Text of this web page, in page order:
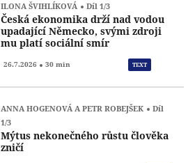
ILONA ŠVIHLÍKOVÁ Díl 1/3
Česká ekonomika drží nad vodou
upadající Německo, svými zdroji
mu platí sociální smír
26.7.2026 30 min TEXT
ANNA HOGENOVÁ A PETR ROBEJŠEK
Díl
1/3
Mýtus nekonečného růstu člověka
zničí